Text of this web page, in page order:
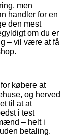
men
handler for en
den mest
om du er
– vil være at få
købere at
og herved
til at at
i test
– helt i
betaling.